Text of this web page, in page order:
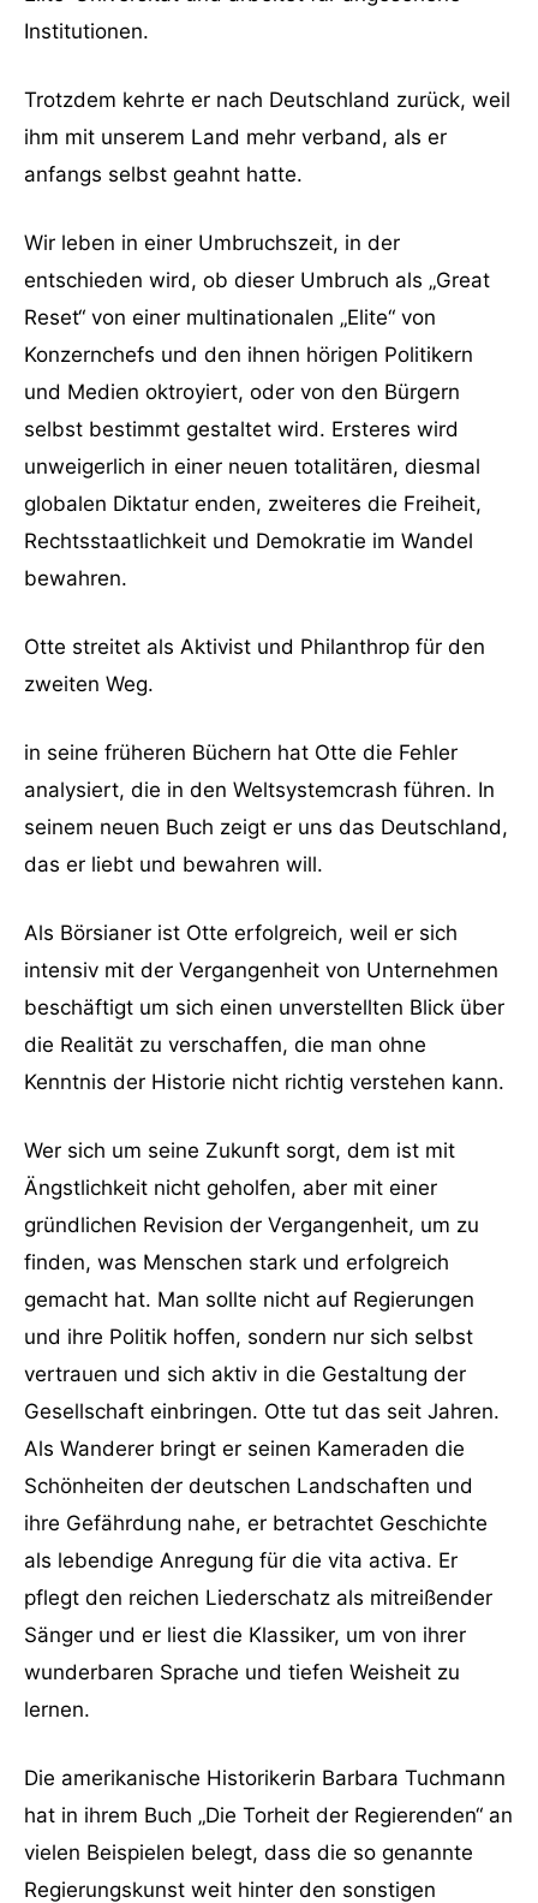
Institutionen.
Trotzdem kehrte er nach Deutschland zurück, weil
ihm mit unserem Land mehr verband, als er
anfangs selbst geahnt hatte.
Wir leben in einer Umbruchszeit, in der
entschieden wird, ob dieser Umbruch als „Great
Reset“ von einer multinationalen „Elite“ von
Konzernchefs und den ihnen hörigen Politikern
und Medien oktroyiert, oder von den Bürgern
selbst bestimmt gestaltet wird. Ersteres wird
unweigerlich in einer neuen totalitären, diesmal
globalen Diktatur enden, zweiteres die Freiheit,
Rechtsstaatlichkeit und Demokratie im Wandel
bewahren.
Otte streitet als Aktivist und Philanthrop für den
zweiten Weg.
in seine früheren Büchern hat Otte die Fehler
analysiert, die in den Weltsystemcrash führen. In
seinem neuen Buch zeigt er uns das Deutschland,
das er liebt und bewahren will.
Als Börsianer ist Otte erfolgreich, weil er sich
intensiv mit der Vergangenheit von Unternehmen
beschäftigt um sich einen unverstellten Blick über
die Realität zu verschaffen, die man ohne
Kenntnis der Historie nicht richtig verstehen kann.
Wer sich um seine Zukunft sorgt, dem ist mit
Ängstlichkeit nicht geholfen, aber mit einer
gründlichen Revision der Vergangenheit, um zu
finden, was Menschen stark und erfolgreich
gemacht hat. Man sollte nicht auf Regierungen
und ihre Politik hoffen, sondern nur sich selbst
vertrauen und sich aktiv in die Gestaltung der
Gesellschaft einbringen. Otte tut das seit Jahren.
Als Wanderer bringt er seinen Kameraden die
Schönheiten der deutschen Landschaften und
ihre Gefährdung nahe, er betrachtet Geschichte
als lebendige Anregung für die vita activa. Er
pflegt den reichen Liederschatz als mitreißender
Sänger und er liest die Klassiker, um von ihrer
wunderbaren Sprache und tiefen Weisheit zu
lernen.
Die amerikanische Historikerin Barbara Tuchmann
hat in ihrem Buch „Die Torheit der Regierenden“ an
vielen Beispielen belegt, dass die so genannte
Regierungskunst weit hinter den sonstigen